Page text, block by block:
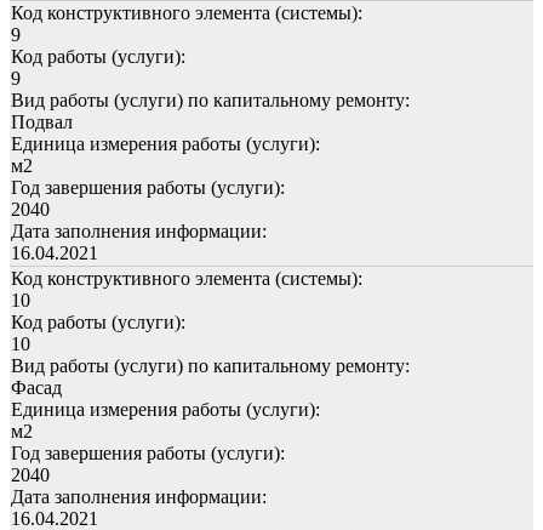
Код конструктивного элемента (системы):
9
Код работы (услуги):
9
Вид работы (услуги) по капитальному ремонту:
Подвал
Единица измерения работы (услуги):
м2
Год завершения работы (услуги):
2040
Дата заполнения информации:
16.04.2021
Код конструктивного элемента (системы):
10
Код работы (услуги):
10
Вид работы (услуги) по капитальному ремонту:
Фасад
Единица измерения работы (услуги):
м2
Год завершения работы (услуги):
2040
Дата заполнения информации:
16.04.2021